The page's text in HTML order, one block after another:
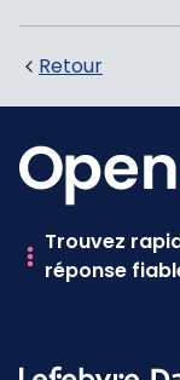
Retour
Trouvez
réponse